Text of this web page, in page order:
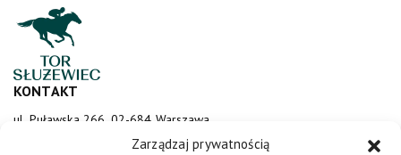
Zarządzaj prywatnością
KONTAKT
ul. Puławska 266, 02-684 Warszawa
sluzewiec@totalizator.pl